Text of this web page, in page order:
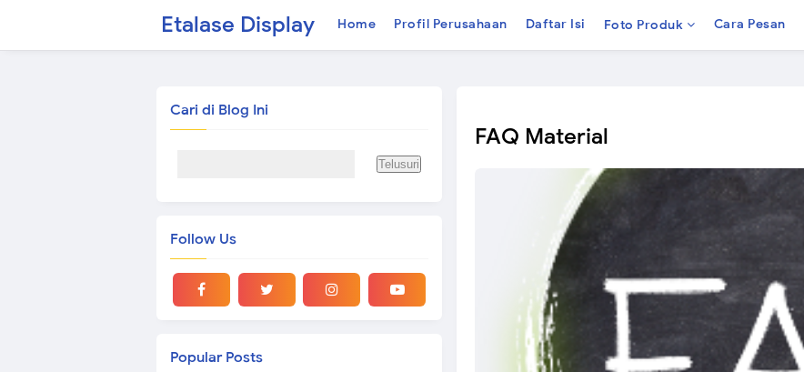
Etalase Display Home Profil Perusahaan Daftar Isi Foto Produk Cara Pesan
FAQ Material
Cari di Blog Ini
Follow Us
Popular Posts